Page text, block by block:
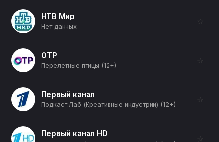
НТВ Мир
Нет данных
☆
ОТР
Перелетные птицы (12+)
☆
Первый канал
Подкаст.Лаб (Креативные индустрии) (12+)
☆
Первый канал HD ☆